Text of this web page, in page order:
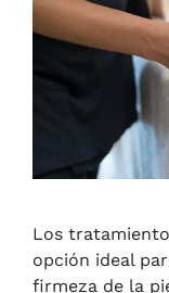
Los
opción ideal
firmeza de la